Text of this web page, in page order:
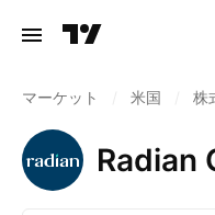
マーケット 米国 株
Radian